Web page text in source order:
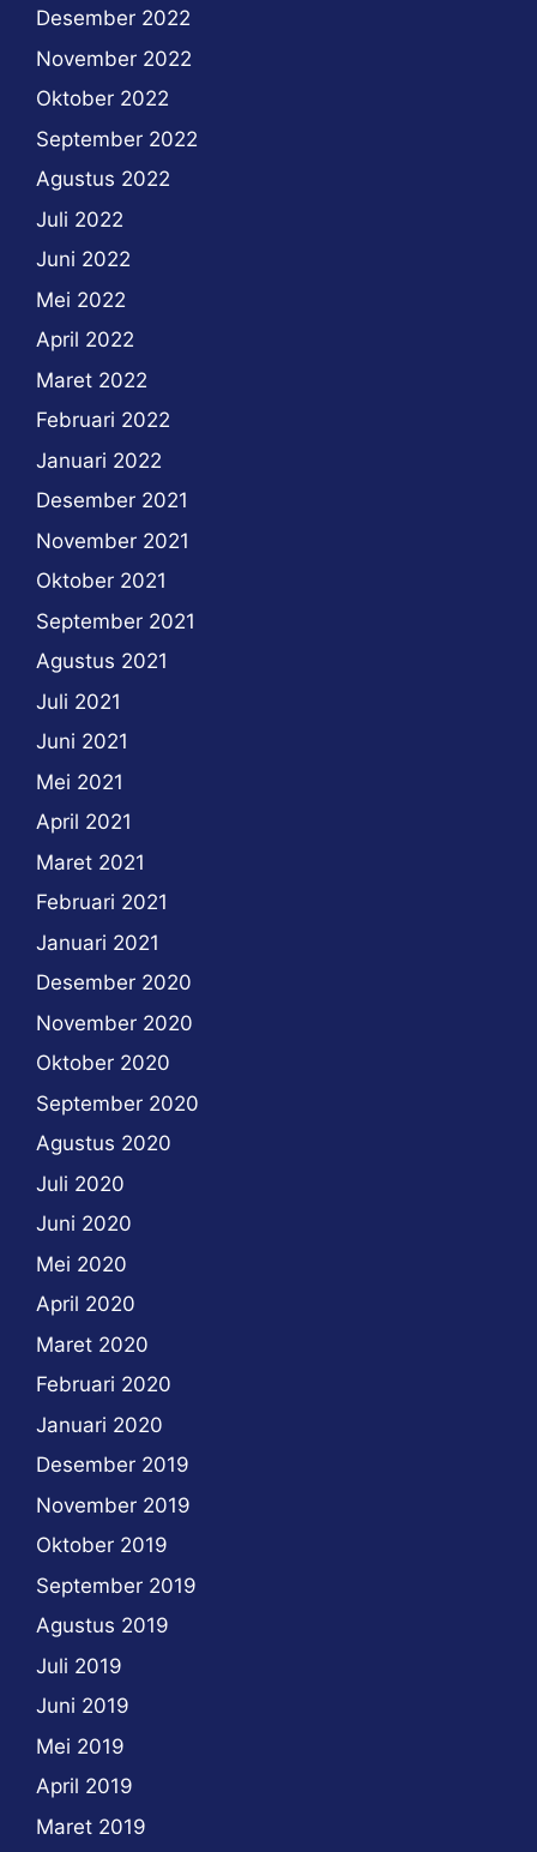
Desember 2022
November 2022
Oktober 2022
September 2022
Agustus 2022
Juli 2022
Juni 2022
Mei 2022
April 2022
Maret 2022
Februari 2022
Januari 2022
Desember 2021
November 2021
Oktober 2021
September 2021
Agustus 2021
Juli 2021
Juni 2021
Mei 2021
April 2021
Maret 2021
Februari 2021
Januari 2021
Desember 2020
November 2020
Oktober 2020
September 2020
Agustus 2020
Juli 2020
Juni 2020
Mei 2020
April 2020
Maret 2020
Februari 2020
Januari 2020
Desember 2019
November 2019
Oktober 2019
September 2019
Agustus 2019
Juli 2019
Juni 2019
Mei 2019
April 2019
Maret 2019